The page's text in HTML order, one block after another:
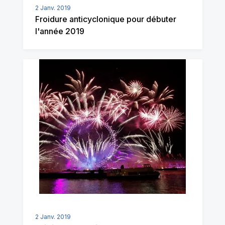
2 Janv. 2019
Froidure anticyclonique pour débuter
l'année 2019
2 Janv. 2019